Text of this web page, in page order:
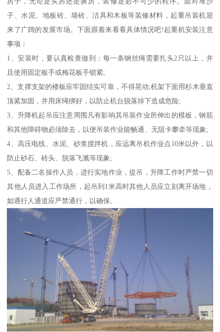
子、水泥、地板砖、墙砖、洁具和木板等装修材料，起重吊装机迎
来了广阔的发展市场。下面跟着来看看具体情况吧!起重机安装注意
事项：
1、安装时，要认真检查做到：每一条钢丝绳需要扎头2只以上，并
且使用固定板手或梅花板手锁紧;
2、支撑支架的楼板应牢固结实可靠，不得晃动;机架下面用杉木垂直
顶紧加固，并用床绳绑好，以防止机台脱落掉下造成危险;
3、升降机起吊应注意周围凡有影响其吊装作业所伸出的模板，钢筋
和其他障碍物必须除去，以便吊装作业能畅通、无阻卡攀牵等现象;
4、高压电线、水泥、砂浆搅拌机，应远离吊机作业点10米以外，以
防止砂石、砖头、脱落飞溅等现象;
5、配备二名操作人员，进行实地作业，提吊，升降工作时严禁一切
其他人员进入工作场所，起吊到1米高时其他人员应立刻离开场地，
如遇行人通道应严禁通行，以确保。